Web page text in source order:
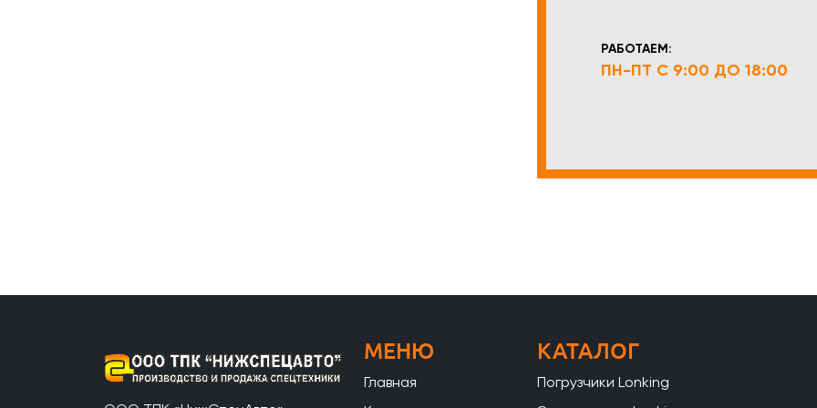
РАБОТАЕМ:
ПН-ПТ С 9:00 ДО 18:00
МЕНЮ
Главная
КАТАЛОГ
Погрузчики Lonking